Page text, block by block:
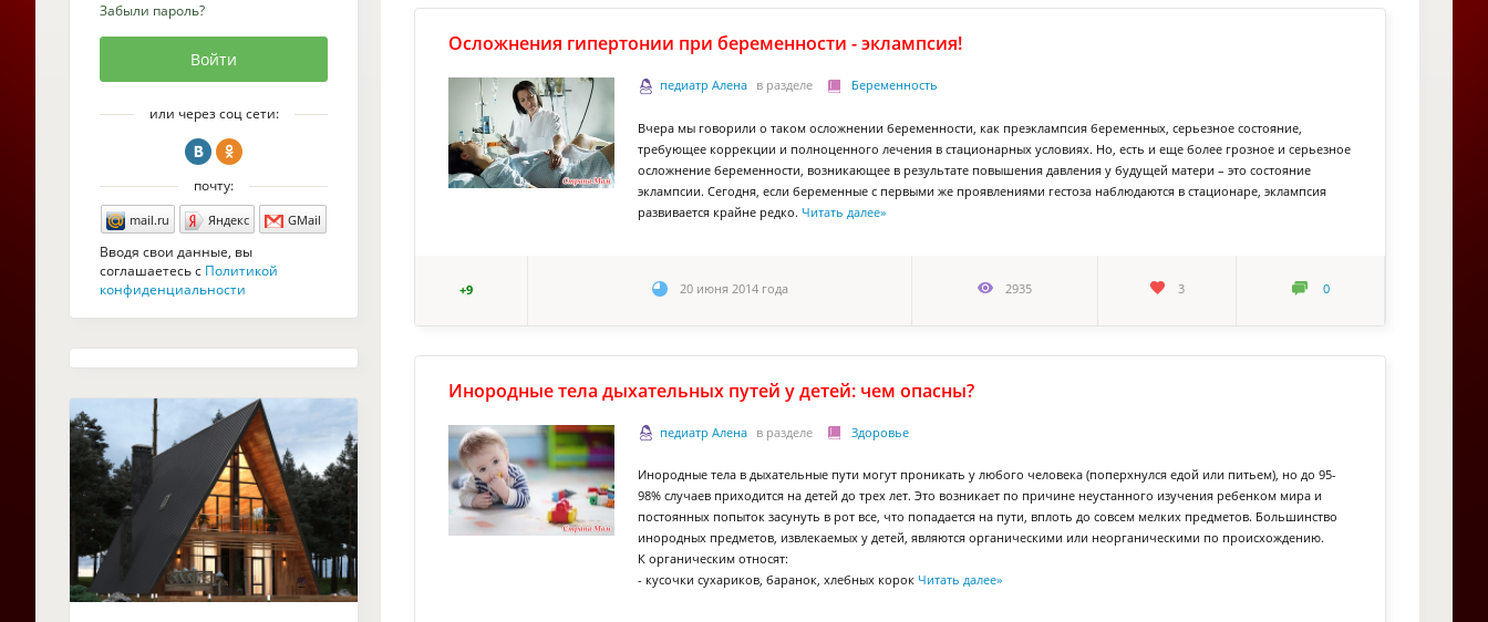
Осложнения гипертонии при беременности - эклампсия!
педиатр Алена в разделе Беременность
Вчера мы говорили о таком осложнении беременности, как преэклампсия беременных, серьезное состояние,
требующее коррекции и полноценного лечения в стационарных условиях. Но, есть и еще более грозное и серьезное
осложнение беременности, возникающее в результате повышения давления у будущей матери – это состояние
эклампсии. Сегодня, если беременные с первыми же проявлениями гестоза наблюдаются в стационаре, эклампсия
развивается крайне редко. Читать далее»
+9 20 июня 2014 года 2935 3 0
Инородные тела дыхательных путей у детей: чем опасны?
педиатр Алена в разделе Здоровье
Инородные тела в дыхательные пути могут проникать у любого человека (поперхнулся едой или питьем), но до 95-
98% случаев приходится на детей до трех лет. Это возникает по причине неустанного изучения ребенком мира и
постоянных попыток засунуть в рот все, что попадается на пути, вплоть до совсем мелких предметов. Большинство
инородных предметов, извлекаемых у детей, являются органическими или неорганическими по происхождению.
К органическим относят:
- кусочки сухариков, баранок, хлебных корок Читать далее»
Забыли пароль?
или через соц сети:
почту:
mail.ru Яндекс GMail
Вводя свои данные, вы
соглашаетесь с Политикой
конфиденциальности